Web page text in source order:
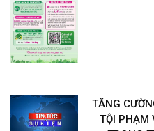
TĂNG
TỘI PHẠM